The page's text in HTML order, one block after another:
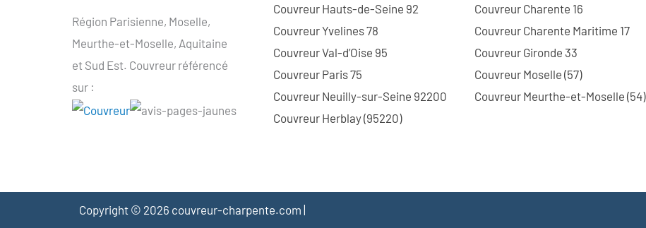
Région Parisienne, Moselle,
Meurthe-et-Moselle, Aquitaine
et Sud Est. Couvreur référencé
sur :
Couvreur Hauts-de-Seine 92
Couvreur Yvelines 78
Couvreur Val-d’Oise 95
Couvreur Paris 75
Couvreur Neuilly-sur-Seine 92200
Couvreur Herblay (95220)
Couvreur Charente 16
Couvreur Charente Maritime 17
Couvreur Gironde 33
Couvreur Moselle (57)
Couvreur Meurthe-et-Moselle (54)
Copyright © 2026 couvreur-charpente.com |